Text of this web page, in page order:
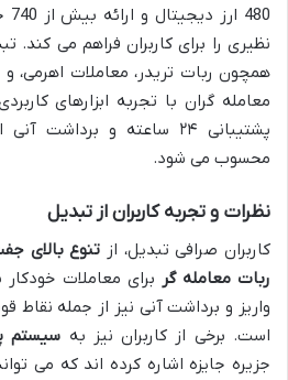
نظیری را برای کاربران فراهم می کند.
همچون ربات تریدر، معاملات اهرمی،
معامله گران با تجربه ابزارهای
پشتیبانی ۲۴ ساعته و
محسوب می شود.
نظرات و تجربه کاربران از تبدیل
کاربران صرافی تبدیل، از تنوع بالای
ربات معامله گر برای معاملات
واریز و برداشت آنی نیز از جمله نقاط
است. برخی از کاربران نیز به سیستم
جزیره جایزه اشاره کرده اند که می